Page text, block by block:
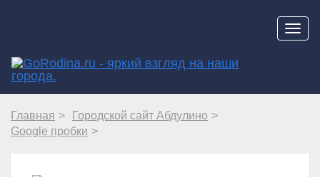
Главная
Городской сайт Абдулино
Google пробки